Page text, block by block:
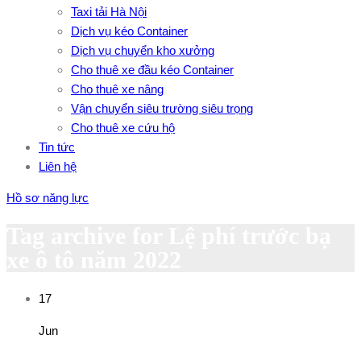
Taxi tải Hà Nội
Dịch vụ kéo Container
Dịch vụ chuyển kho xưởng
Cho thuê xe đầu kéo Container
Cho thuê xe nâng
Vận chuyển siêu trường siêu trọng
Cho thuê xe cứu hộ
Tin tức
Liên hệ
Hồ sơ năng lực
17
Jun